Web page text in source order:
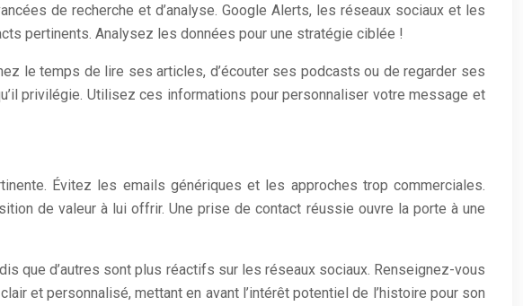
de recherche et d’analyse. Google Alerts, les réseaux sociaux et les
pertinents. Analysez les données pour une stratégie ciblée !
le temps de lire ses articles, d’écouter ses podcasts ou de regarder ses
privilégie. Utilisez ces informations pour personnaliser votre message et
Évitez les emails génériques et les approches trop commerciales.
de valeur à lui offrir. Une prise de contact réussie ouvre la porte à une
que d’autres sont plus réactifs sur les réseaux sociaux. Renseignez-vous
et personnalisé, mettant en avant l’intérêt potentiel de l’histoire pour son